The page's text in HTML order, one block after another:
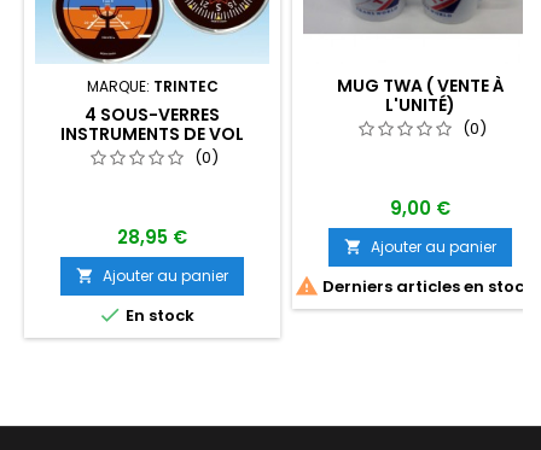
MARQUE: TRINTEC
4 SOUS-VERRES
INSTRUMENTS DE VOL
CLASSIQUE(0)
28,95 €
 Ajouter au panier
 En stock
MUG TWA ( VENTE À
L'UNITÉ)
(0)
9,00 €
 Ajouter au panier
 Derniers articles en stock